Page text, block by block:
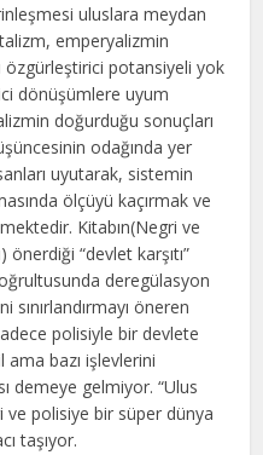
uluslara meydan
emperyalizmin
potansiyeli yok
dönüşümlere uyum
doğurduğu sonuçları
odağında yer
uyutarak, sistemin
ölçüyü kaçırmak ve
Kitabın(Negri ve
önerdiği “devlet karşıtı”
deregülasyon
öneren
polisiyle bir devlete
bazı işlevlerini
demeye gelmiyor. “Ulus
ve polisiye bir süper dünya
taşıyor.